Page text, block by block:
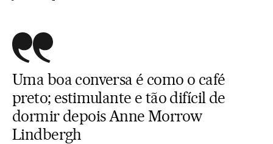
Uma boa conversa é como o café
preto; estimulante e tão difícil de
dormir depois Anne Morrow
Lindbergh